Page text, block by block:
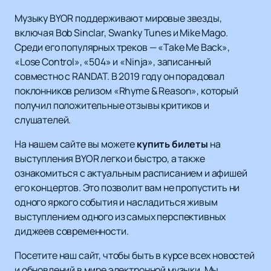
Музыку BYOR поддерживают мировые звезды,
включая Bob Sinclar, Swanky Tunes и Mike Mago.
Среди его популярных треков — «Take Me Back»,
«Lose Control», «504» и «Ninja», записанный
совместно с RANDAT. В 2019 году он порадовал
поклонников релизом «Rhyme & Reason», который
получил положительные отзывы критиков и
слушателей.
На нашем сайте вы можетекупить билеты на
выступления BYOR легко и быстро, а также
ознакомиться с актуальным расписанием и афишей
его концертов. Это позволит вам не пропустить ни
одного яркого события и насладиться живым
выступлением одного из самых перспективных
диджеев современности.
Посетите наш сайт, чтобы быть в курсе всех новостей